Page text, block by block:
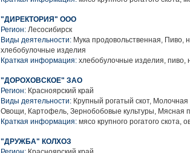
"ДИРЕКТОРИЯ" ООО
Регион: Лесосибирск
Виды деятельности: Мука продовольственная, Пиво,
хлебобулочные изделия
Краткая информация: хлебобулочные изделия, пиво,
"ДОРОХОВСКОЕ" ЗАО
Регион: Красноярский край
Виды деятельности: Крупный рогатый скот,
Овощи, Картофель, Зернобобовые культуры, Мясная
Краткая информация: мясо крупного рогатого скота,
"ДРУЖБА" КОЛХОЗ